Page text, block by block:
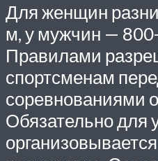
Для женщин
м, у мужчин —
Правилами
спортсменам
соревнованиями
Обязательно для